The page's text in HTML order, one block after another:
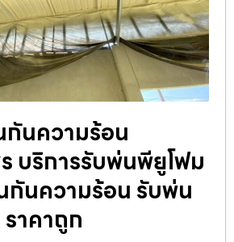
นความร้อน
บริการรับพ่นพียูโฟม
นความร้อน รับพ่น
าคาถูก